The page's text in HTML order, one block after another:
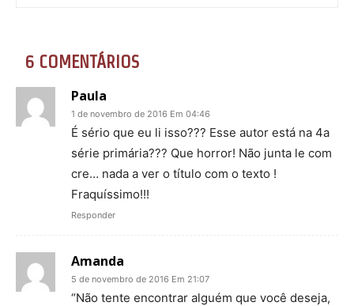
6 COMENTÁRIOS
Paula
1 de novembro de 2016 Em 04:46
É sério que eu li isso??? Esse autor está na 4a
série primária??? Que horror! Não junta le com
cre… nada a ver o título com o texto !
Fraquíssimo!!!
Responder
Amanda
5 de novembro de 2016 Em 21:07
“Não tente encontrar alguém que você deseja,